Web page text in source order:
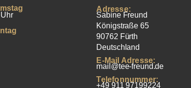
Adresse:
Sabine Freund
Königstraße 65
90762 Fürth
Deutschland
E-Mail Adresse:
mail@tee-freund.de
Telefonnummer:
+49 911 97199224